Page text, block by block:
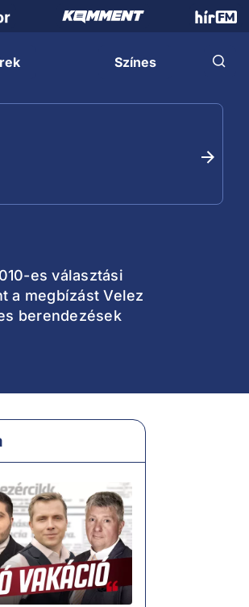
Színes
es választási
a megbízást Velez
berendezések